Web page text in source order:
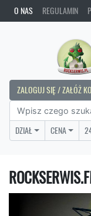
O NAS REGULAMIN
ZALOGUJ SIĘ / ZAŁÓŻ
DZIAŁ CENA